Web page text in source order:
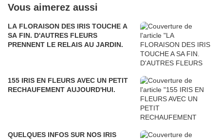
Vous aimerez aussi
LA FLORAISON DES IRIS TOUCHE A
SA FIN. D'AUTRES FLEURS
PRENNENT LE RELAIS AU JARDIN.
155 IRIS EN FLEURS AVEC UN PETIT
RECHAUFEMENT AUJOURD'HUI.
QUELQUES INFOS SUR NOS IRIS